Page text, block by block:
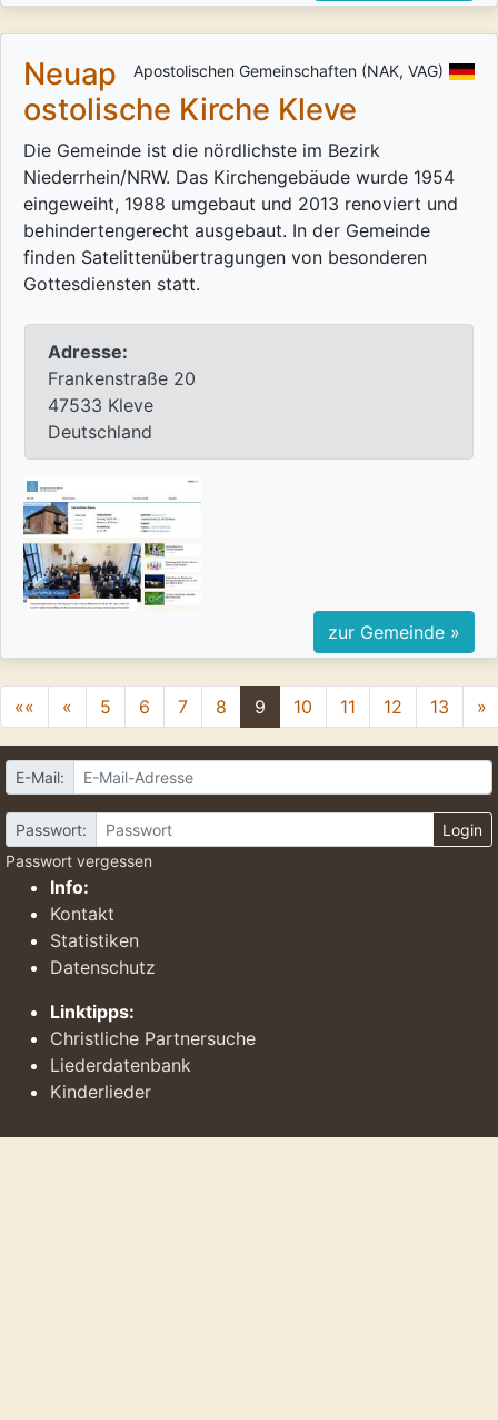
Apostolischen Gemeinschaften (NAK, VAG)
Neuap
ostolische Kirche Kleve
Die Gemeinde ist die nördlichste im Bezirk
Niederrhein/NRW. Das Kirchengebäude wurde 1954
eingeweiht, 1988 umgebaut und 2013 renoviert und
behindertengerecht ausgebaut. In der Gemeinde
finden Satelittenübertragungen von besonderen
Gottesdiensten statt.
Adresse:
Frankenstraße 20
47533 Kleve
Deutschland
zur Gemeinde »
«« « 5 6 7 8 9 10 11 12 13 »
E-Mail:
Passwort:
Login
Passwort vergessen
Info:
Kontakt
Statistiken
Datenschutz
Linktipps:
Christliche Partnersuche
Liederdatenbank
Kinderlieder